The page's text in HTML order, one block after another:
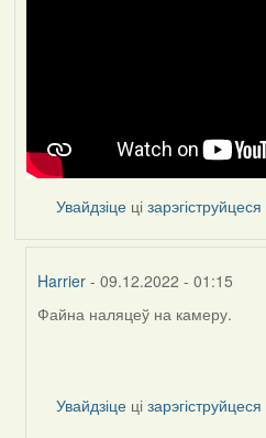
Увайдзіце цізарэгіструйцеся
Harrier - 09.12.2022 - 01:15
In
Feather
Файна наляцеў на камеру.
Увайдзіце цізарэгіструйцеся